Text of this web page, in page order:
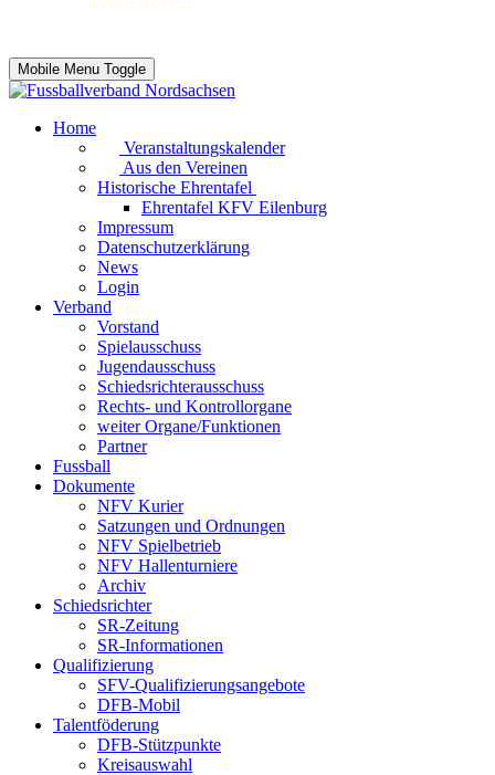
Mobile Menu Toggle
Home
Veranstaltungskalender
Aus den Vereinen
Historische Ehrentafel
Ehrentafel KFV Eilenburg
Impressum
Datenschutzerklärung
News
Login
Verband
Vorstand
Spielausschuss
Jugendausschuss
Schiedsrichterausschuss
Rechts- und Kontrollorgane
weiter Organe/Funktionen
Partner
Fussball
Dokumente
NFV Kurier
Satzungen und Ordnungen
NFV Spielbetrieb
NFV Hallenturniere
Archiv
Schiedsrichter
SR-Zeitung
SR-Informationen
Qualifizierung
SFV-Qualifizierungsangebote
DFB-Mobil
Talentföderung
DFB-Stützpunkte
Kreisauswahl